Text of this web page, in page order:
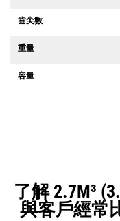
齒尖數
重量
容量
了解 2.7M³
與客戶經常